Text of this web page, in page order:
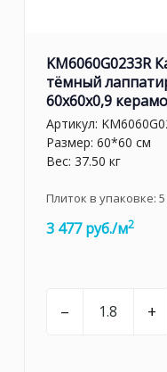
KM6060G0233R
тёмный
60x60x0,9
Артикул:
Размер: 60*60 см
Вес: 37.50 кг
Плиток в упаковке: 5
3 477 руб./м2
– +